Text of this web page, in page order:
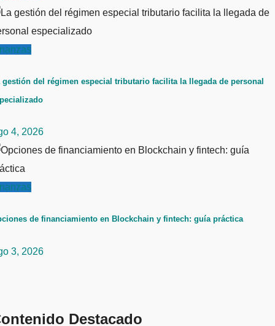
gestión del régimen especial tributario facilita la llegada de personal
4, 2026
de financiamiento en Blockchain y fintech: guía práctica
3, 2026
Destacado